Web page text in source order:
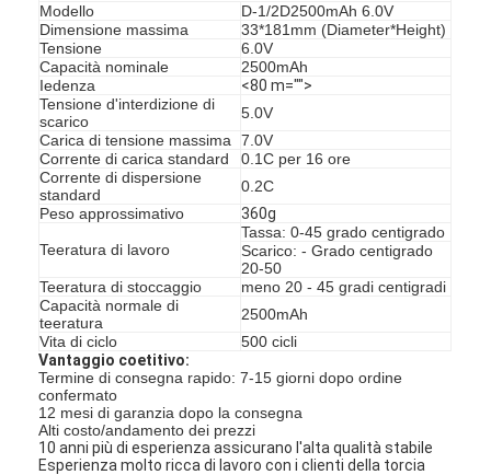
Modello
D-1/2D2500mAh 6.0V
Dimensione massima
33*181mm (Diameter*Height)
Tensione
6.0V
Capacità nominale
2500mAh
Iedenza
<80 m="">
Tensione d'interdizione di
scarico
5.0V
Carica di tensione massima
7.0V
Corrente di carica standard
0.1C per 16 ore
Corrente di dispersione
standard
0.2C
Peso approssimativo
360g
Teeratura di lavoro
Tassa: 0-45 grado centigrado
Scarico: - Grado centigrado
20-50
Teeratura di stoccaggio
meno 20 - 45 gradi centigradi
Capacità normale di
teeratura
2500mAh
Vita di ciclo
500 cicli
Vantaggio coetitivo:
Termine di consegna rapido: 7-15 giorni dopo ordine
confermato
12 mesi di garanzia dopo la consegna
Alti costo/andamento dei prezzi
10 anni più di esperienza assicurano l'alta qualità stabile
Esperienza molto ricca di lavoro con i clienti della torcia